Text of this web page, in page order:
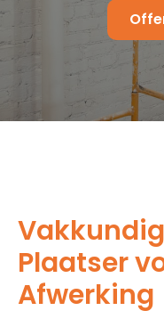
Plaatser
Afwerking